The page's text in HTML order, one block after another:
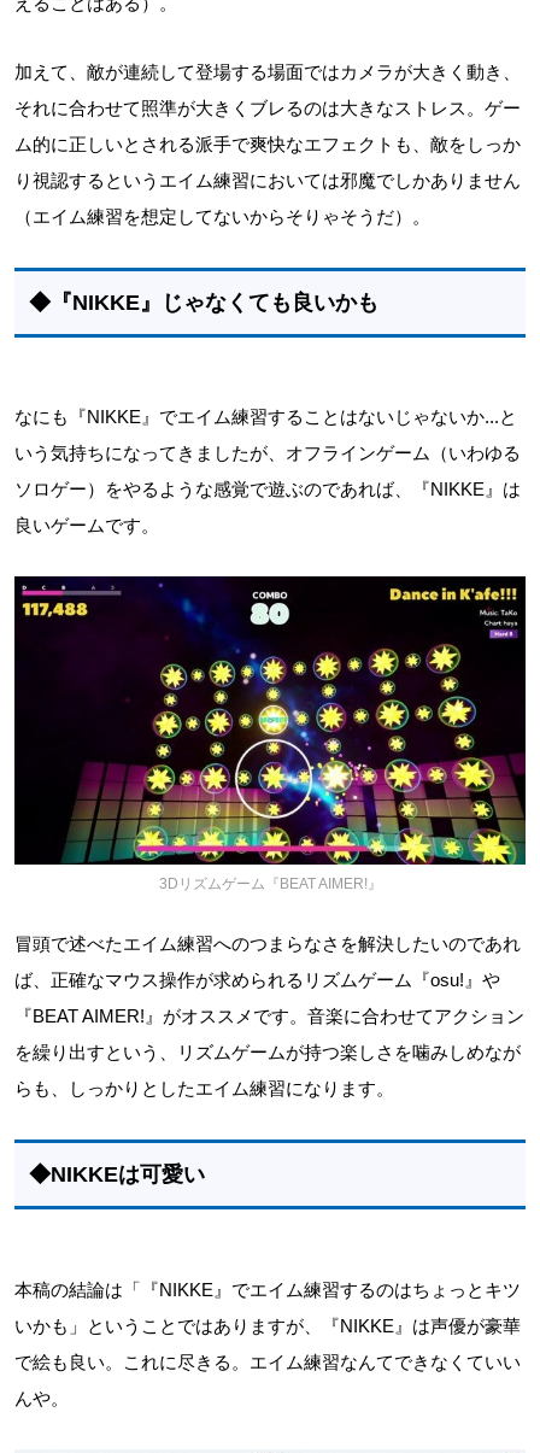
加えて、敵が連続して登場する場面ではカメラが大きく動き、
それに合わせて照準が大きくブレるのは大きなストレス。ゲー
ム的に正しいとされる派手で爽快なエフェクトも、敵をしっか
り視認するというエイム練習においては邪魔でしかありません
（エイム練習を想定してないからそりゃそうだ）。
◆『NIKKE』じゃなくても良いかも
なにも『NIKKE』でエイム練習することはないじゃないか...と
いう気持ちになってきましたが、オフラインゲーム（いわゆる
ソロゲー）をやるような感覚で遊ぶのであれば、『NIKKE』は
良いゲームです。
3Dリズムゲーム『BEAT AIMER!』
冒頭で述べたエイム練習へのつまらなさを解決したいのであれ
ば、正確なマウス操作が求められるリズムゲーム『osu!』や
『BEAT AIMER!』がオススメです。音楽に合わせてアクション
を繰り出すという、リズムゲームが持つ楽しさを噛みしめなが
らも、しっかりとしたエイム練習になります。
◆NIKKEは可愛い
本稿の結論は「『NIKKE』でエイム練習するのはちょっとキツ
いかも」ということではありますが、『NIKKE』は声優が豪華
で絵も良い。これに尽きる。エイム練習なんてできなくていい
んや。